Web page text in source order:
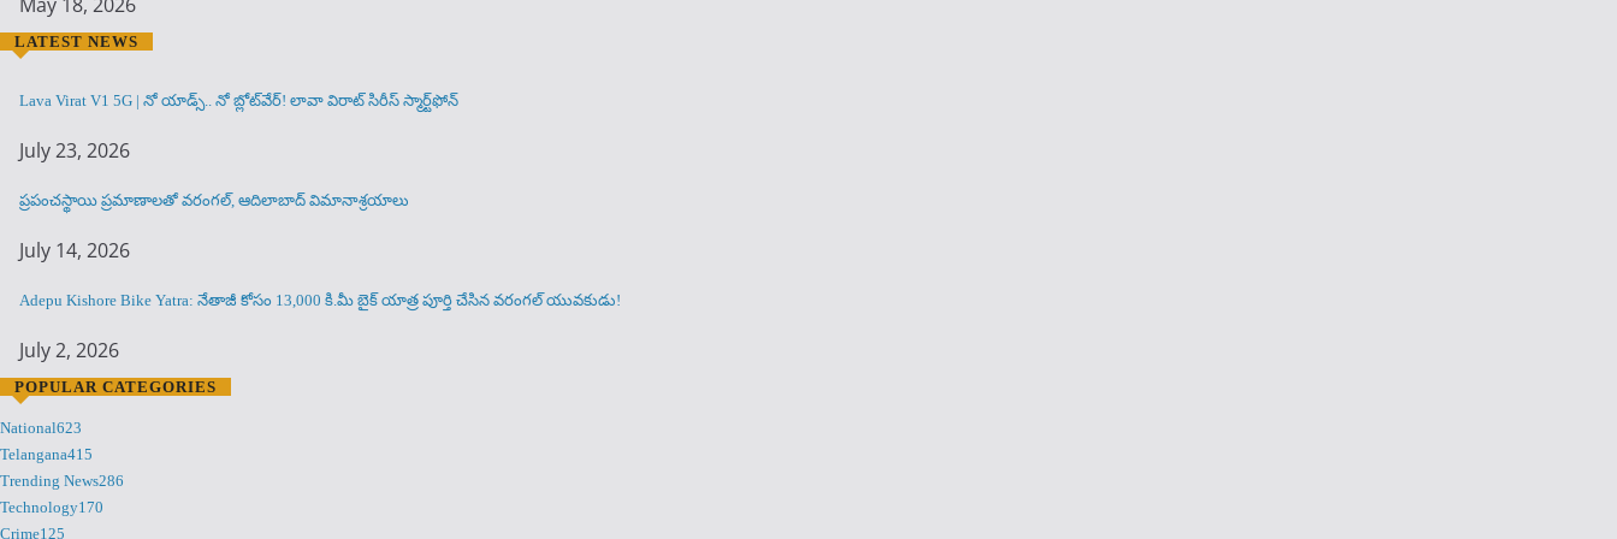
LATEST NEWS
Lava Virat V1 5G | నో యాడ్స్.. నో బ్లోట్‌వేర్! లావా విరాట్ సిరీస్ స్మార్ట్‌ఫోన్​
July 23, 2026
ప్రపంచస్థాయి ప్రమాణాలతో వరంగల్, ఆదిలాబాద్ విమానాశ్రయాలు
July 14, 2026
Adepu Kishore Bike Yatra: నేతాజీ కోసం 13,000 కి.మీ బైక్ యాత్ర పూర్తి చేసిన వరంగల్ యువకుడు!
July 2, 2026
POPULAR CATEGORIES
National623
Telangana415
Trending News286
Technology170
Crime125